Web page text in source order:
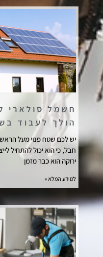
חשמל סולארי
הולך לעבוד
יש לכם שטח פנוי מעל הראש
חבל, כי הוא יכול להתחיל
ירוקה הוא כבר מזמן
למידע המלא »